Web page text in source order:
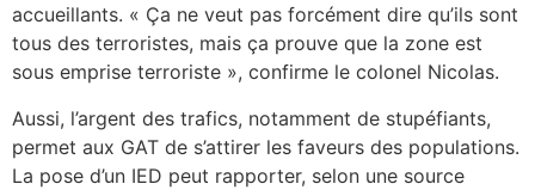
accueillants. « Ça ne veut pas forcément dire qu’ils sont
tous des terroristes, mais ça prouve que la zone est
sous emprise terroriste », confirme le colonel Nicolas.
Aussi, l’argent des trafics, notamment de stupéfiants,
permet aux GAT de s’attirer les faveurs des populations.
La pose d’un IED peut rapporter, selon une source